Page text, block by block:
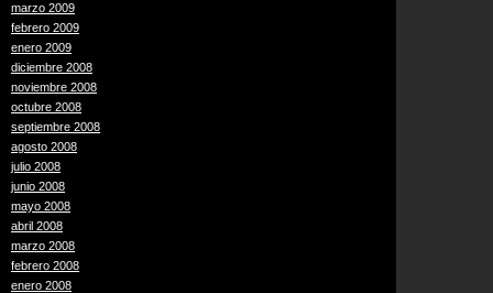
marzo 2009
febrero 2009
enero 2009
diciembre 2008
noviembre 2008
octubre 2008
septiembre 2008
agosto 2008
julio 2008
junio 2008
mayo 2008
abril 2008
marzo 2008
febrero 2008
enero 2008